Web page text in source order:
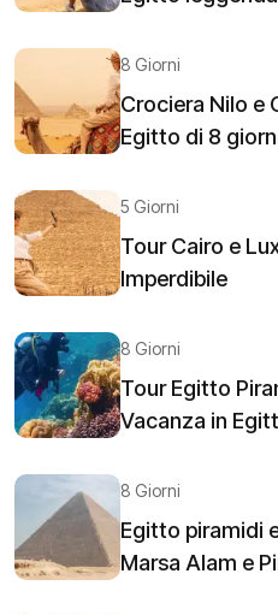
8 Giorni
Crociera Nilo e
Egitto di 8
5 Giorni
Tour Cairo e
Imperdibile
8 Giorni
Tour Egitto
Vacanza in
8 Giorni
Egitto piramidi
Marsa Alam e